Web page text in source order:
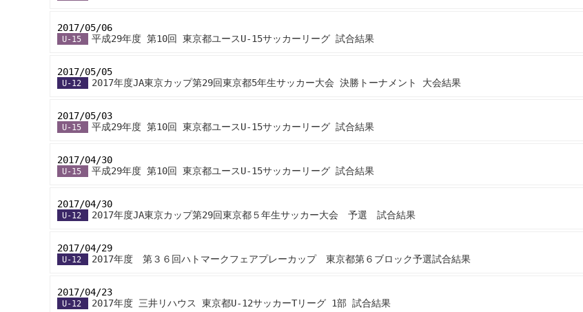
2017/05/06
U-15
平成29年度 第10回 東京都ユースU-15サッカーリーグ 試合結果
2017/05/05
U-12
2017年度JA東京カップ第29回東京都5年生サッカー大会 決勝トーナメント 大会結果
2017/05/03
U-15
平成29年度 第10回 東京都ユースU-15サッカーリーグ 試合結果
2017/04/30
U-15
平成29年度 第10回 東京都ユースU-15サッカーリーグ 試合結果
2017/04/30
U-12
2017年度JA東京カップ第29回東京都５年生サッカー大会 予選 試合結果
2017/04/29
U-12
2017年度 第３６回ハトマークフェアプレーカップ 東京都第６ブロック予選試合結果
2017/04/23
U-12
2017年度 三井リハウス 東京都U-12サッカーTリーグ 1部 試合結果